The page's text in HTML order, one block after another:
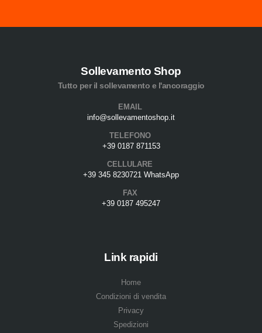
Sollevamento Shop
Tutto per il sollevamento e l'ancoraggio
EMAIL
info@sollevamentoshop.it
TELEFONO
+39 0187 871153
CELLULARE
+39 345 8230721 WhatsApp
FAX
+39 0187 495247
Link rapidi
Home
Condizioni di vendita
Privacy
Spedizioni